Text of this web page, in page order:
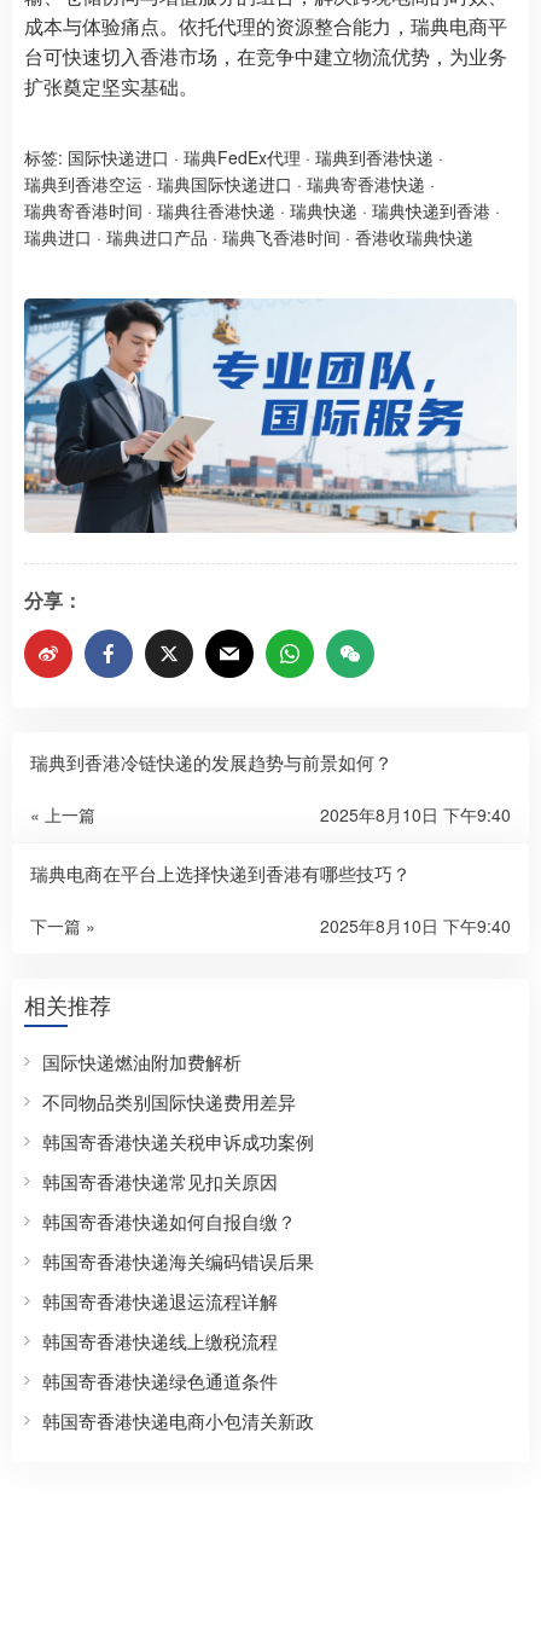
成本与体验痛点。依托代理的资源整合能力，瑞典电商平
台可快速切入香港市场，在竞争中建立物流优势，为业务
扩张奠定坚实基础。
标签: 国际快递进口 · 瑞典FedEx代理 · 瑞典到香港快递 ·
瑞典到香港空运 · 瑞典国际快递进口 · 瑞典寄香港快递 ·
瑞典寄香港时间 · 瑞典往香港快递 · 瑞典快递 · 瑞典快递到香港 ·
瑞典进口 · 瑞典进口产品 · 瑞典飞香港时间 · 香港收瑞典快递​​
分享：
瑞典到香港冷链快递的发展趋势与前景如何？​
« 上一篇 2025年8月10日 下午9:40
瑞典电商在平台上选择快递到香港有哪些技巧？​
下一篇 » 2025年8月10日 下午9:40
相关推荐
国际快递燃油附加费解析
不同物品类别国际快递费用差异
韩国寄香港快递关税申诉成功案例
韩国寄香港快递常见扣关原因
韩国寄香港快递如何自报自缴？
韩国寄香港快递海关编码错误后果
韩国寄香港快递退运流程详解
韩国寄香港快递线上缴税流程
韩国寄香港快递绿色通道条件
韩国寄香港快递电商小包清关新政